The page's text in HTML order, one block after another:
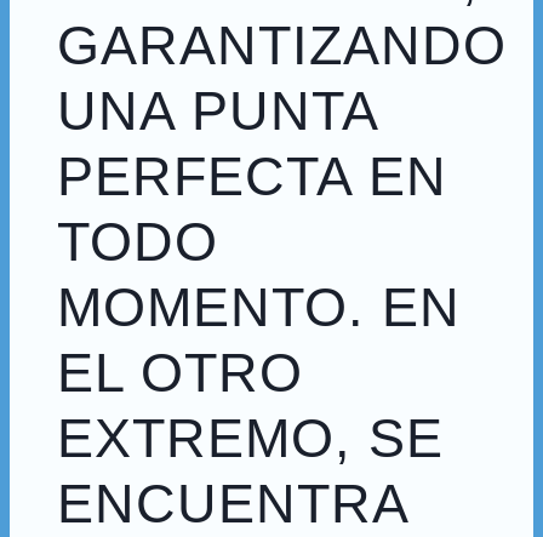
GARANTIZANDO
UNA PUNTA
PERFECTA EN
TODO
MOMENTO. EN
EL OTRO
EXTREMO, SE
ENCUENTRA